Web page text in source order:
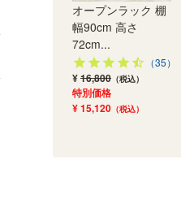
オープンラック 棚
幅90cm 高さ
72cm...
（35）
¥16,800 （税込）
特別価格
¥ 15,120 （税込）